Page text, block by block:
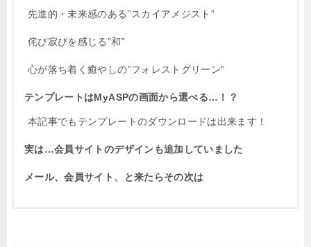
先進的・未来感のある”スカイアメジスト”
侘び寂びを感じる”和”
心が落ち着く癒やしの”フォレストグリーン”
テンプレートはMyASPの画面から選べる…！？
本記事でもテンプレートのダウンロードは出来ます！
実は…会員サイトのデザインも追加していました
メール、会員サイト、と来たらその次は